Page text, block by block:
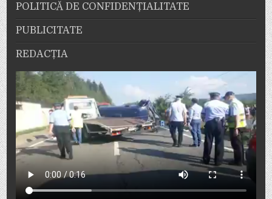
POLITICĂ DE CONFIDENȚIALITATE
PUBLICITATE
REDACȚIA